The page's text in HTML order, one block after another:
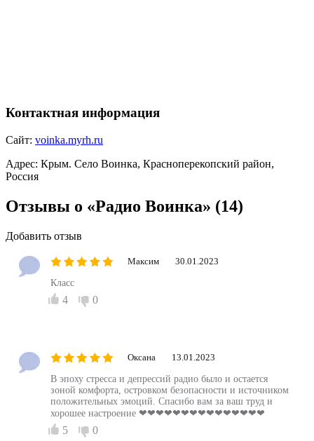
Контактная информация
Сайт: voinka.myrh.ru
Адрес: Крым. Село Воинка, Красноперекопский район,
Россия
Отзывы о «Радио Воинка» (14)
Добавить отзыв
Максим 30.01.2023
Класс
4 0
Оксана 13.01.2023
В эпоху стресса и депрессий радио было и остается
зоной комфорта, островком безопасности и источником
положительных эмоций. Спасибо вам за ваш труд и
хорошее настроение ❤❤❤❤❤❤❤❤❤❤❤❤❤❤❤
5 0